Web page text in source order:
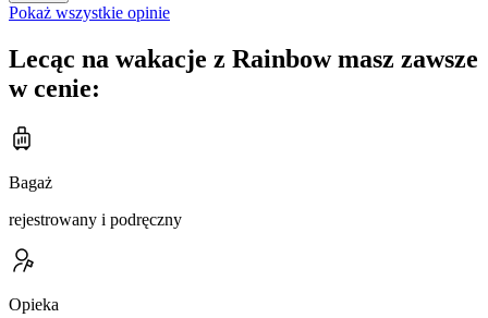
Pokaż wszystkie opinie
Lecąc na wakacje z Rainbow masz zawsze
w cenie:
Bagaż
rejestrowany i podręczny
Opieka